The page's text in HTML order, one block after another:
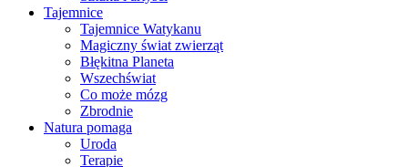
Tajemnice
Tajemnice Watykanu
Magiczny świat zwierząt
Błękitna Planeta
Wszechświat
Co może mózg
Zbrodnie
Natura pomaga
Uroda
Terapie